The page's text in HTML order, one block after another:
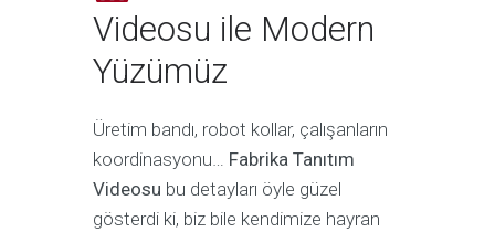
Videosu ile Modern
Yüzümüz
Üretim bandı, robot kollar, çalışanların
koordinasyonu… Fabrika Tanıtım
Videosu bu detayları öyle güzel
gösterdi ki, biz bile kendimize hayran